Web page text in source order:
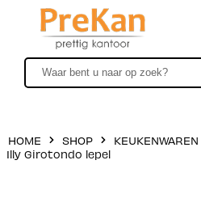
HOME SHOP KEUKENWAREN
Illy Girotondo lepel